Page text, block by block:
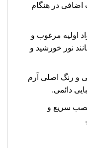
اضافی در هنگام
اولیه مرغوب و
نور خورشید و
و رنگ اصلی آرم
دائمی.
سریع و